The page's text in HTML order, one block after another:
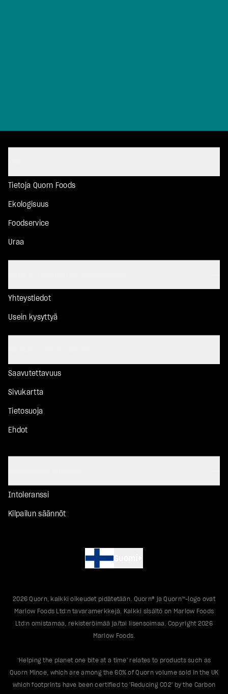
Tietoja Quorn Foods
Ekologisuus
Foodservice
Uraa
Yhteystiedot
Usein kysyttyä
Saavutettavuus
Sivukartta
Tietosuoja
Ehdot
Intoleranssi
Kilpailun säännöt
2026Quorn, kaikki oikeudet pidätetään. Quorn® ja Quorn™-logo ovat
Marlow Foods Ltd:n tavaramerkkejä. Kaikki sisältö on Marlow Foods
Ltd:n omistamaa, rekisteröimää ja/tai lisensoimaa. Copyright 2026
Marlow Foods.
‘Helping the planet one bite at a time' relates to products such as
Quorn Mince, which are among the 60% of Quorn volume sold in the UK
which footprints have been certified to 'Reducing CO2' by the Carbon